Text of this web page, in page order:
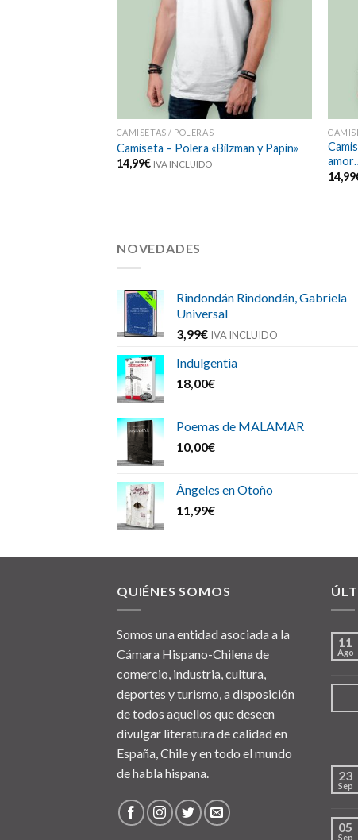
CAMISETAS / POLERAS
Camiseta – Polera «Bilzman y Papin»
14,99€ IVA INCLUIDO
14,99
NOVEDADES
Rindondán Rindondán, Gabriela
Universal
3,99€ IVA INCLUIDO
Indulgentia
18,00€
Poemas de MALAMAR
10,00€
Ángeles en Otoño
11,99€
QUIÉNES SOMOS
Somos una entidad asociada a la
Cámara Hispano-Chilena de
comercio, industria, cultura,
deportes y turismo, a disposición
de todos aquellos que deseen
divulgar literatura de calidad en
España, Chile y en todo el mundo
de habla hispana.
11
Ago
23
Sep
05
Sep